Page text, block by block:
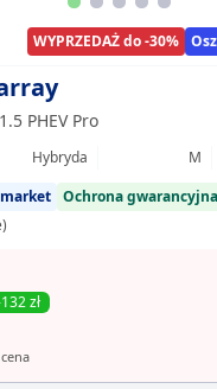
WYPRZEDAŻ do -30%
PHEV Pro
Hybryda M
Ochrona gwarancyjna
zł